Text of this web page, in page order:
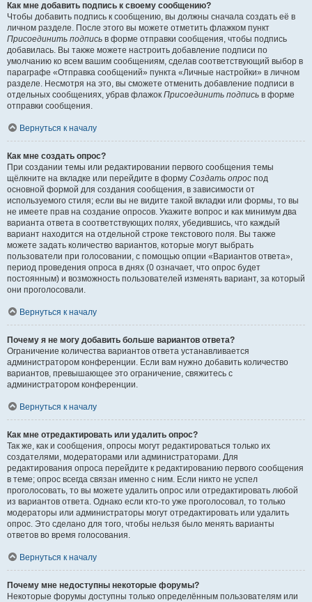
Как мне добавить подпись к своему сообщению?
Чтобы добавить подпись к сообщению, вы должны сначала создать её в
личном разделе. После этого вы можете отметить флажком пункт
Присоединить подпись в форме отправки сообщения, чтобы подпись
добавилась. Вы также можете настроить добавление подписи по
умолчанию ко всем вашим сообщениям, сделав соответствующий выбор в
параграфе «Отправка сообщений» пункта «Личные настройки» в личном
разделе. Несмотря на это, вы сможете отменить добавление подписи в
отдельных сообщениях, убрав флажок Присоединить подпись в форме
отправки сообщения.
Вернуться к началу
Как мне создать опрос?
При создании темы или редактировании первого сообщения темы
щёлкните на вкладке или перейдите в форму Создать опрос под
основной формой для создания сообщения, в зависимости от
используемого стиля; если вы не видите такой вкладки или формы, то вы
не имеете прав на создание опросов. Укажите вопрос и как минимум два
варианта ответа в соответствующих полях, убедившись, что каждый
вариант находится на отдельной строке текстового поля. Вы также
можете задать количество вариантов, которые могут выбрать
пользователи при голосовании, с помощью опции «Вариантов ответа»,
период проведения опроса в днях (0 означает, что опрос будет
постоянным) и возможность пользователей изменять вариант, за который
они проголосовали.
Вернуться к началу
Почему я не могу добавить больше вариантов ответа?
Ограничение количества вариантов ответа устанавливается
администратором конференции. Если вам нужно добавить количество
вариантов, превышающее это ограничение, свяжитесь с
администратором конференции.
Вернуться к началу
Как мне отредактировать или удалить опрос?
Так же, как и сообщения, опросы могут редактироваться только их
создателями, модераторами или администраторами. Для
редактирования опроса перейдите к редактированию первого сообщения
в теме; опрос всегда связан именно с ним. Если никто не успел
проголосовать, то вы можете удалить опрос или отредактировать любой
из вариантов ответа. Однако если кто-то уже проголосовал, то только
модераторы или администраторы могут отредактировать или удалить
опрос. Это сделано для того, чтобы нельзя было менять варианты
ответов во время голосования.
Вернуться к началу
Почему мне недоступны некоторые форумы?
Некоторые форумы доступны только определённым пользователям или